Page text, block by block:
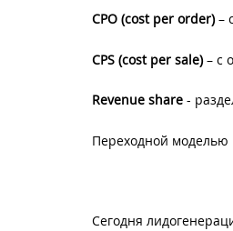
CPO (cost per order)–
CPS (cost per sale)– с
Revenue share -
Переходной моделью
Сегодня